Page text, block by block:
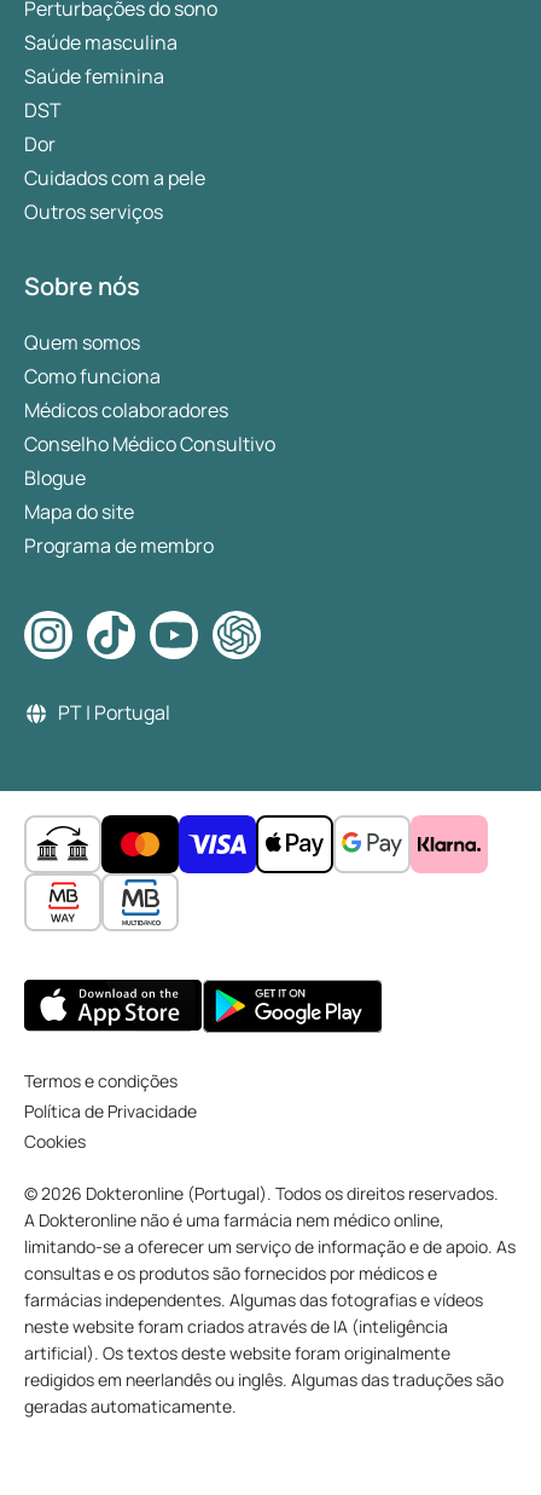
Perturbações do sono
Saúde masculina
Saúde feminina
DST
Dor
Cuidados com a pele
Outros serviços
Sobre nós
Quem somos
Como funciona
Médicos colaboradores
Conselho Médico Consultivo
Blogue
Mapa do site
Programa de membro
PT | Portugal
Termos e condições
Política de Privacidade
Cookies
© 2026 Dokteronline (Portugal). Todos os direitos reservados.
A Dokteronline não é uma farmácia nem médico online,
limitando-se a oferecer um serviço de informação e de apoio. As
consultas e os produtos são fornecidos por médicos e
farmácias independentes. Algumas das fotografias e vídeos
neste website foram criados através de IA (inteligência
artificial). Os textos deste website foram originalmente
redigidos em neerlandês ou inglês. Algumas das traduções são
geradas automaticamente.